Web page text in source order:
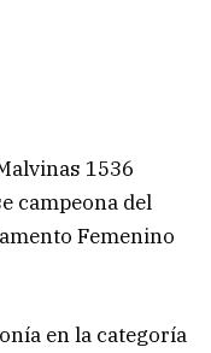
1536
campeona del
Femenino
en la categoría